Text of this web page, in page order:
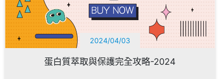
2024/04/03
蛋白質萃取與保護完全攻略-2024